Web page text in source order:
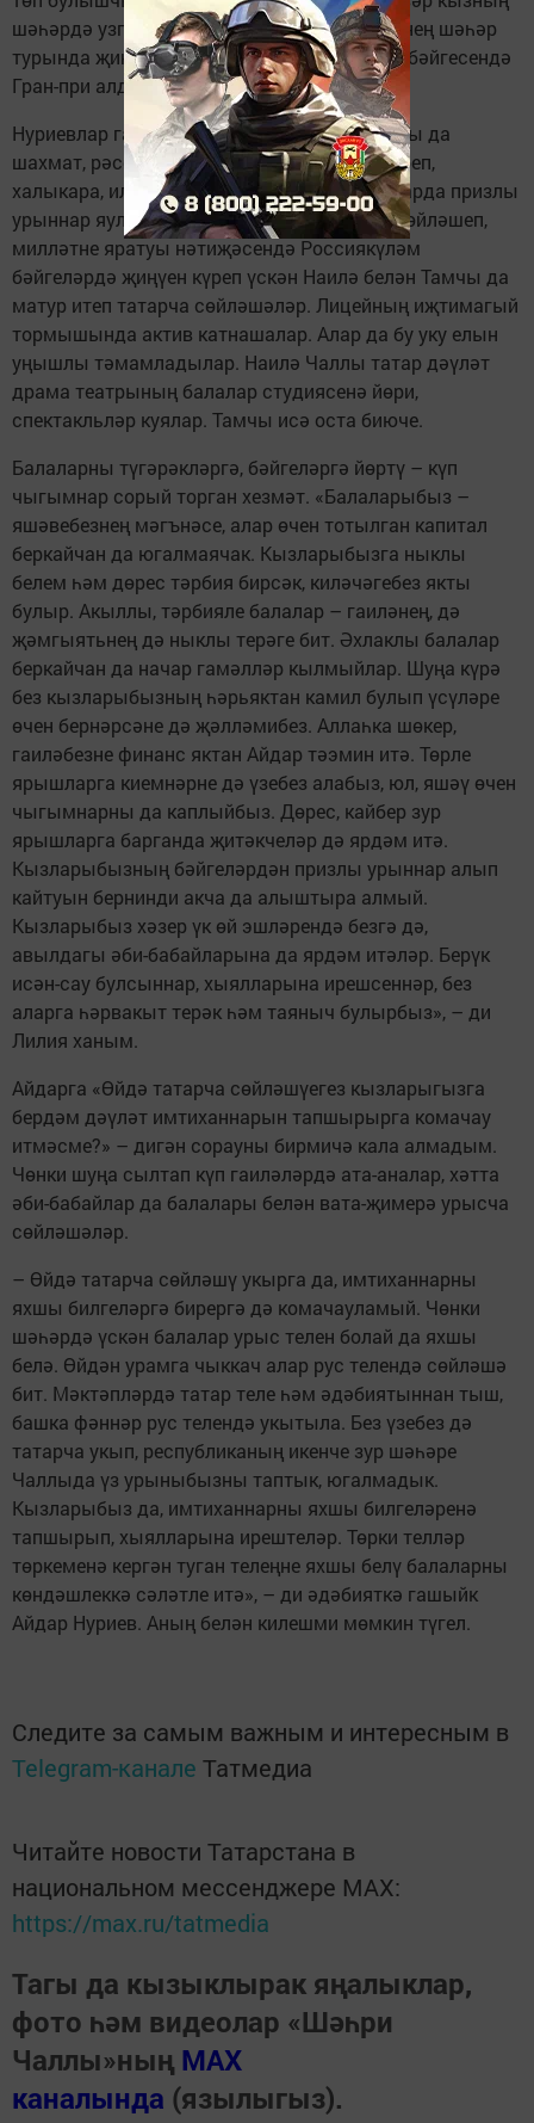
шәһәрдә узган «Ак калфаклы кыз» бәйгесенең шәһәр
турында җиңүе гаҗәп түгел. Ул Республика бәйгесендә
Гран-при алды.
Нуриевлар гаиләсендәге кызларның барысы да
шахмат, рәсем ясау, бию түгәрәкләренә йөреп,
халыкара, ил һәм республикакүләм ярышларда призлы
урыннар яулыйлар. Апаларының татарча сөйләшеп,
милләтне яратуы нәтиҗәсендә Россиякүләм
бәйгеләрдә җиңүен күреп үскән Наилә белән Тамчы да
матур итеп татарча сөйләшәләр. Лицейның иҗтимагый
тормышында актив катнашалар. Алар да бу уку елын
уңышлы тәмамладылар. Наилә Чаллы татар дәүләт
драма театрының балалар студиясенә йөри,
спектакльләр куялар. Тамчы исә оста биюче.
Балаларны түгәрәкләргә, бәйгеләргә йөртү – күп
чыгымнар сорый торган хезмәт. «Балаларыбыз –
яшәвебезнең мәгънәсе, алар өчен тотылган капитал
беркайчан да югалмаячак. Кызларыбызга ныклы
белем һәм дөрес тәрбия бирсәк, киләчәгебез якты
булыр. Акыллы, тәрбияле балалар – гаиләнең, дә
җәмгыятьнең дә ныклы терәге бит. Әхлаклы балалар
беркайчан да начар гамәлләр кылмыйлар. Шуңа күрә
без кызларыбызның һәрьяктан камил булып үсүләре
өчен бернәрсәне дә җәлләмибез. Аллаһка шөкер,
гаиләбезне финанс яктан Айдар тәэмин итә. Төрле
ярышларга киемнәрне дә үзебез алабыз, юл, яшәү өчен
чыгымнарны да каплыйбыз. Дөрес, кайбер зур
ярышларга барганда җитәкчеләр дә ярдәм итә.
Кызларыбызның бәйгеләрдән призлы урыннар алып
кайтуын бернинди акча да алыштыра алмый.
Кызларыбыз хәзер үк өй эшләрендә безгә дә,
авылдагы әби-бабайларына да ярдәм итәләр. Берүк
исән-сау булсыннар, хыялларына ирешсеннәр, без
аларга һәрвакыт терәк һәм таяныч булырбыз», – ди
Лилия ханым.
Айдарга «Өйдә татарча сөйләшүегез кызларыгызга
бердәм дәүләт имтиханнарын тапшырырга комачау
итмәсме?» – дигән сорауны бирмичә кала алмадым.
Чөнки шуңа сылтап күп гаиләләрдә ата-аналар, хәтта
әби-бабайлар да балалары белән вата-җимерә урысча
сөйләшәләр.
– Өйдә татарча сөйләшү укырга да, имтиханнарны
яхшы билгеләргә бирергә дә комачауламый. Чөнки
шәһәрдә үскән балалар урыс телен болай да яхшы
белә. Өйдән урамга чыккач алар рус телендә сөйләшә
бит. Мәктәпләрдә татар теле һәм әдәбиятыннан тыш,
башка фәннәр рус телендә укытыла. Без үзебез дә
татарча укып, республиканың икенче зур шәһәре
Чаллыда үз урыныбызны таптык, югалмадык.
Кызларыбыз да, имтиханнарны яхшы билгеләренә
тапшырып, хыялларына ирештеләр. Төрки телләр
төркеменә кергән туган телеңне яхшы белү балаларны
көндәшлеккә сәләтле итә», – ди әдәбияткә гашыйк
Айдар Нуриев. Аның белән килешми мөмкин түгел.
Следите за самым важным и интересным в
Telegram-канале Татмедиа
Читайте новости Татарстана в
национальном мессенджере MАХ:
https://max.ru/tatmedia
Тагы да кызыклырак яңалыклар,
фото һәм видеолар «Шәһри
Чаллы»ның MAX
каналында (язылыгыз).